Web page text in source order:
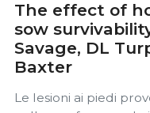
The effect of
sow
Savage, DL
Baxter
Le lesioni ai piedi